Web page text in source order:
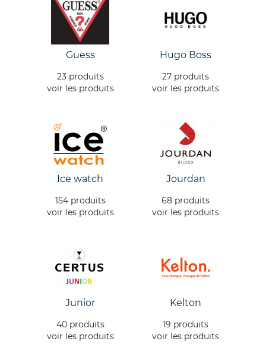
Guess
23 produits
voir les produits
Hugo Boss
27 produits
voir les produits
Ice watch
154 produits
voir les produits
Jourdan
68 produits
voir les produits
Junior
40 produits
voir les produits
Kelton
19 produits
voir les produits